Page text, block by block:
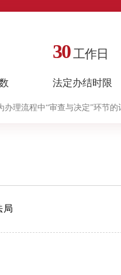
30工作日
法定办结时限
办理流程中“审查与决定”环节的
局